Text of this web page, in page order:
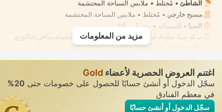
الشاطئ • مُختلط • ملابس السباحة المحتشمة
مسبح خارجي • مُختلط • ملابس السباحة المحتشمة
السبا • للسيدات • معزول تمامًا
مركز سبا، ساونا، غرفة بخار، حمام تركي، حوض استحمام ساخن/جاكوزي
• للسيدات • معزول تمامًا
شطّاف يدوي مثبت
• في جميع الغرف
مزيد من المعلومات
اغتنم العروض الحصرية لأعضاء Gold
سجّل الدخول أو أنشئ حسابًا للحصول على خصومات حتى20%
في معظم الفنادق
سجّل الدخول أو أنشئ حسابًا